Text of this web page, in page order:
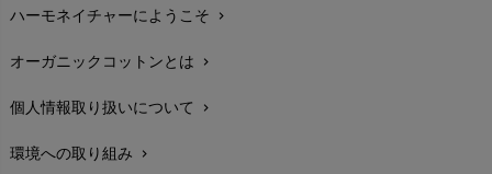
ぬくぐるみ工房
Haruulala（ハルウララ）
Pantyliners Organics（パンティライナーズ）
plantia（プランティア）
maggies（マギーズ）
MAINIO（マイニオ）
MAUD N LIL（モード・ン・リル）
maxomorra（マクソモーラ）
配送と送料chevron_right
在庫状況と発送予定chevron_right
サイズ・寸法chevron_right
生地・素材chevron_right
ハーモネイチャーにようこそ chevron_right
オーガニックコットンとは chevron_right
個人情報取り扱いについて chevron_right
環境への取り組み chevron_right